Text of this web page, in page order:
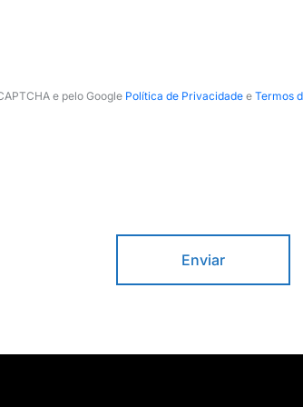
e pelo Google Política de Privacidade e Termos
Enviar